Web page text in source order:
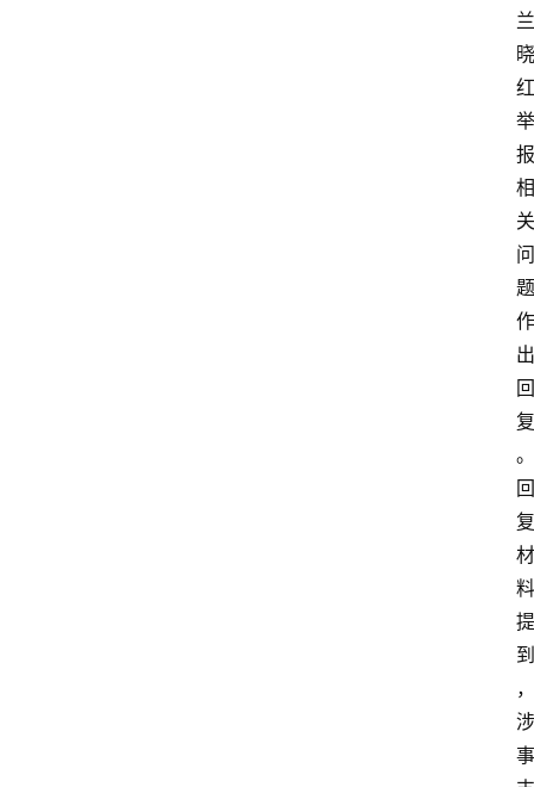
兰
晓
红
举
报
相
关
问
题
作
出
回
复
。
回
复
材
料
提
到
，
涉
事